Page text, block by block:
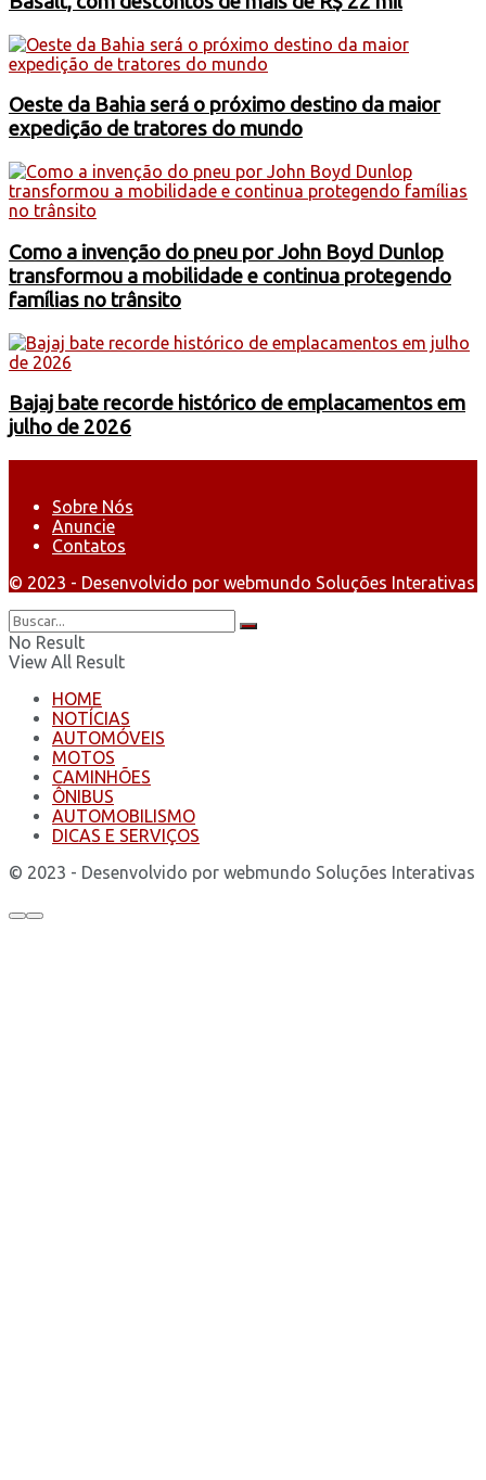
Oeste da Bahia será o próximo destino da maior
expedição de tratores do mundo
Como a invenção do pneu por John Boyd Dunlop
transformou a mobilidade e continua protegendo
famílias no trânsito
Bajaj bate recorde histórico de emplacamentos em
julho de 2026
Sobre Nós
Anuncie
Contatos
© 2023 - Desenvolvido por webmundo Soluções Interativas
No Result
View All Result
HOME
NOTÍCIAS
AUTOMÓVEIS
MOTOS
CAMINHÕES
ÔNIBUS
AUTOMOBILISMO
DICAS E SERVIÇOS
© 2023 - Desenvolvido por webmundo Soluções Interativas